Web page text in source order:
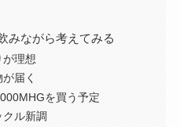
みながら考えてみる
が理想
届く
を買う予定
ル新調